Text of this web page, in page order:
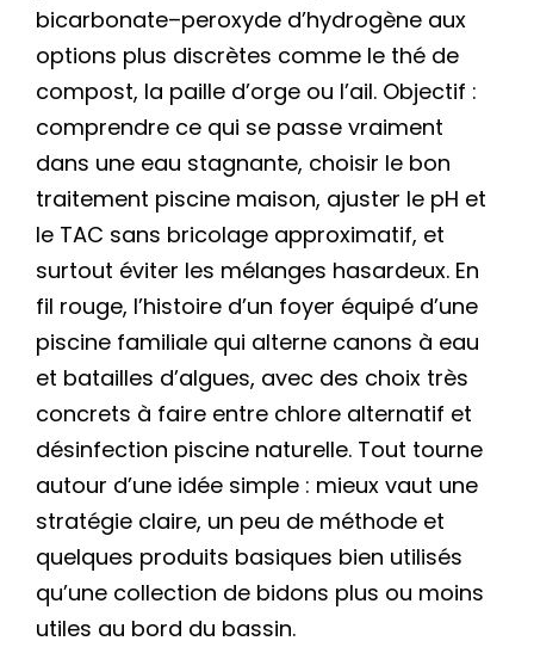
bicarbonate–peroxyde d’hydrogène aux
options plus discrètes comme le thé de
compost, la paille d’orge ou l’ail. Objectif :
comprendre ce qui se passe vraiment
dans une eau stagnante, choisir le bon
traitement piscine maison, ajuster le pH et
le TAC sans bricolage approximatif, et
surtout éviter les mélanges hasardeux. En
fil rouge, l’histoire d’un foyer équipé d’une
piscine familiale qui alterne canons à eau
et batailles d’algues, avec des choix très
concrets à faire entre chlore alternatif et
désinfection piscine naturelle. Tout tourne
autour d’une idée simple : mieux vaut une
stratégie claire, un peu de méthode et
quelques produits basiques bien utilisés
qu’une collection de bidons plus ou moins
utiles au bord du bassin.